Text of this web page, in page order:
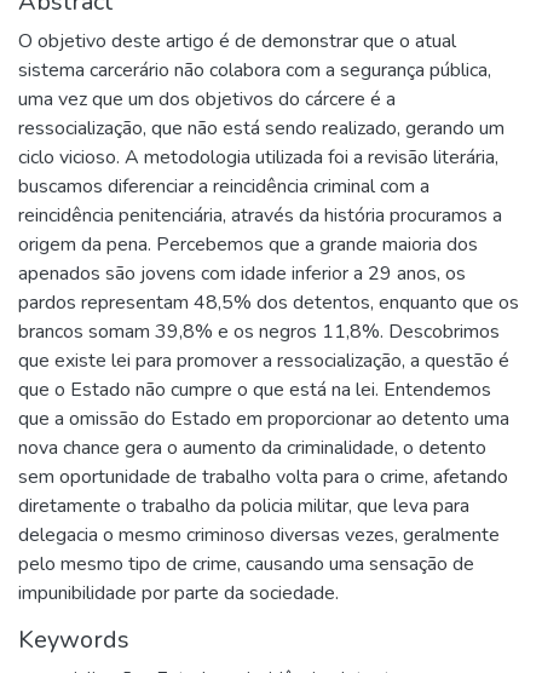
O objetivo deste artigo é de demonstrar que o atual
sistema carcerário não colabora com a segurança pública,
uma vez que um dos objetivos do cárcere é a
ressocialização, que não está sendo realizado, gerando um
ciclo vicioso. A metodologia utilizada foi a revisão literária,
buscamos diferenciar a reincidência criminal com a
reincidência penitenciária, através da história procuramos a
origem da pena. Percebemos que a grande maioria dos
apenados são jovens com idade inferior a 29 anos, os
pardos representam 48,5% dos detentos, enquanto que os
brancos somam 39,8% e os negros 11,8%. Descobrimos
que existe lei para promover a ressocialização, a questão é
que o Estado não cumpre o que está na lei. Entendemos
que a omissão do Estado em proporcionar ao detento uma
nova chance gera o aumento da criminalidade, o detento
sem oportunidade de trabalho volta para o crime, afetando
diretamente o trabalho da policia militar, que leva para
delegacia o mesmo criminoso diversas vezes, geralmente
pelo mesmo tipo de crime, causando uma sensação de
impunibilidade por parte da sociedade.
Keywords